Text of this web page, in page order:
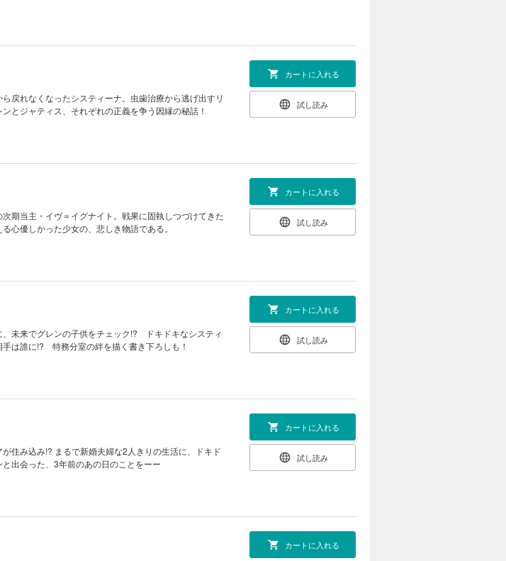
戻れなくなったシスティーナ。虫歯治療から逃げ出すリ
とジャティス、それぞれの正義を争う因縁の秘話！
カートに入れる
試し読み
期当主・イヴ＝イグナイト。戦果に固執しつづけてきた
優しかった少女の、悲しき物語である。
カートに入れる
試し読み
未来でグレンの子供をチェック!? ドキドキなシスティ
は誰に!? 特務分室の絆を描く書き下ろしも！
カートに入れる
試し読み
住み込み!? まるで新婚夫婦な2人きりの生活に、ドキド
出会った、3年前のあの日のことをーー
カートに入れる
試し読み
カートに入れる